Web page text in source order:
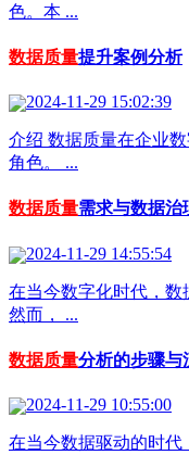
色。本 ...
数据质量提升案例分析
2024-11-29 15:02:39
介绍 数据质量在企业
角色。 ...
数据质量需求与数据治
2024-11-29 14:55:54
在当今数字化时代，数
然而， ...
数据质量分析的步骤与
2024-11-29 10:55:00
在当今数据驱动的时